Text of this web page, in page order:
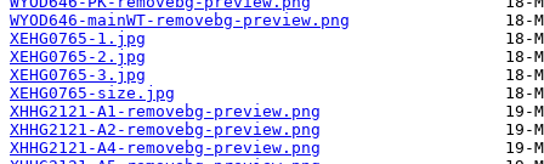
WYOD646-mainWT-removebg-preview.png
XEHG0765-1.jpg
XEHG0765-2.jpg
XEHG0765-3.jpg
XEHG0765-size.jpg
XHHG2121-A1-removebg-preview.png
XHHG2121-A2-removebg-preview.png
XHHG2121-A4-removebg-preview.png